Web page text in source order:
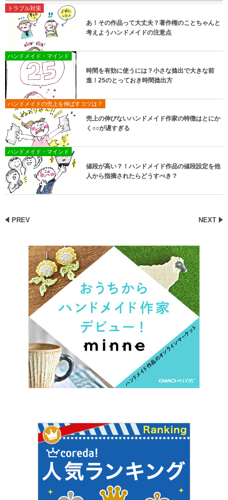
トラブル対策
あ！その作品って大丈夫？著作権のことちゃんと
考えようハンドメイドの注意点
ハンドメイド・マインド
時間を有効に使うには？小さな捻出で大きな前
進！25のとっておき時間捻出方
ハンドメイドの売上を伸ばすコツは？
売上の伸びないハンドメイド作家の特徴はとにか
く○○が遅すぎる
ハンドメイド・マインド
値段が高い？！ハンドメイド作品の値段設定を他
人から指摘されたらどうすべき？
PREV NEXT